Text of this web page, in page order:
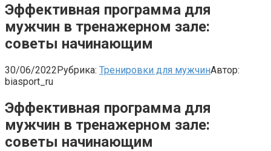
Эффективная программа для
мужчин в тренажерном зале:
советы начинающим
30/06/2022Рубрика: Тренировки для мужчинАвтор:
biasport_ru
Эффективная программа для
мужчин в тренажерном зале:
советы начинающим